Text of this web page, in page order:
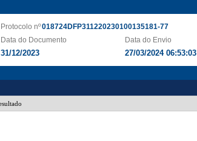
Protocolo nº018724DFP311220230100135181-77
Data do Documento
31/12/2023
Data do Envio
27/03/2024 06:53:03